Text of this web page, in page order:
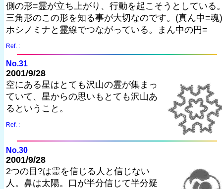
側の形=霊が立ち上がり、行動を起こそうとしている
三角形のこの形を知る事が大切なのです。(真ん中=魂)
ホシノミナと霊線でつながっている。まん中の円=
Ref. :
No.31
2001/9/28
空にある星はとても沢山の霊が集まっ
ていて、星からの思いもとても沢山あ
るということ。
Ref. :
No.30
2001/9/28
2つの目?は霊を信じる人と信じない
人。鼻は太陽。口が半分信じて半分疑